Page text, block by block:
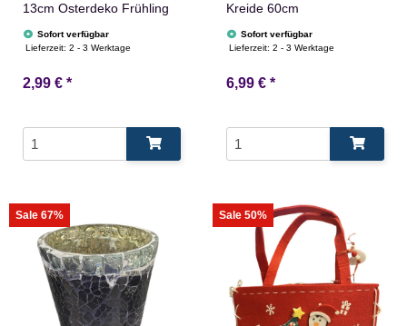
13cm Osterdeko Frühling
Sofort verfügbar
Lieferzeit:2 - 3 Werktage
2,99 € *
Kreide 60cm
Sofort verfügbar
Lieferzeit:2 - 3 Werktage
6,99 € *
Sale 67% Sale 50%